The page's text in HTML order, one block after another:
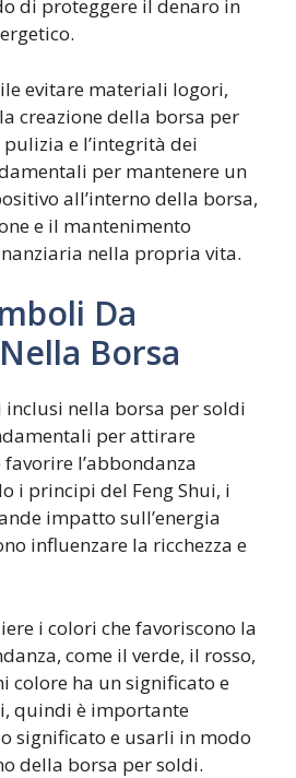
di proteggere il denaro in
evitare materiali logori,
creazione della borsa per
e l’integrità dei
per mantenere un
all’interno della borsa,
e il mantenimento
nella propria vita.
Da
Borsa
nella borsa per soldi
per attirare
favorire l’abbondanza
i principi del Feng Shui, i
impatto sull’energia
influenzare la ricchezza e
i colori che favoriscono la
come il verde, il rosso,
colore ha un significato e
quindi è importante
significato e usarli in modo
della borsa per soldi.